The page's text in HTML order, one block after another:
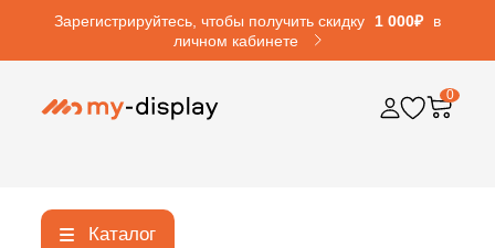
Зарегистрируйтесь, чтобы получить скидку 1 000₽
в
личном кабинете
0
Каталог